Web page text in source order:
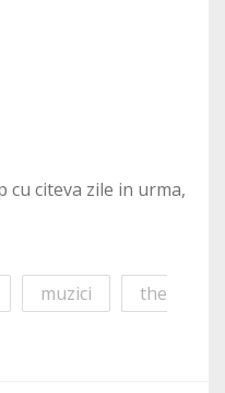
citeva zile in urma,
muzici
the